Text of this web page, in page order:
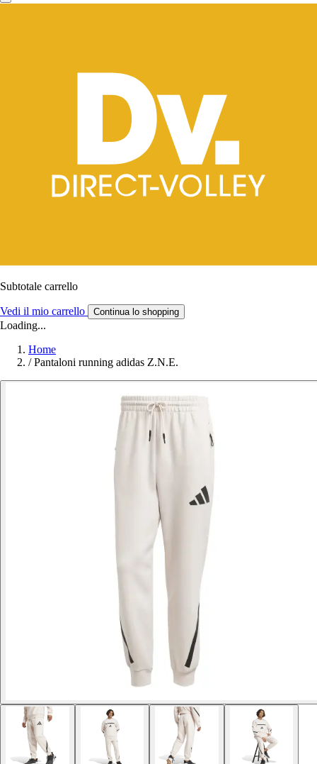
Subtotale carrello
Vedi il mio carrello Continua lo shopping
Loading...
Home
/ Pantaloni running adidas Z.N.E.